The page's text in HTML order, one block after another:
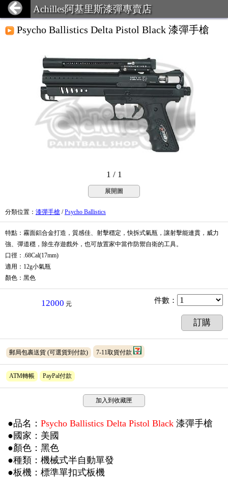
Achilles阿基里斯漆彈專賣店
Psycho Ballistics Delta Pistol Black 漆彈手槍
1 / 1
展開圖
分類位置 ： 漆彈手槍 /Psycho Ballistics
特點：霧面鋁合金打造，質感佳、射擊穩定，快拆式氣瓶，讓射擊能連貫，威力
強、彈道穩，除生存遊戲外，也可放置家中當作防禦自衛的工具。
口徑：.68Cal(17mm)
適用：12g小氣瓶
顏色：黑色
12000 元 件數 ：
訂購
郵局包裹送貨 (可選貨到付款) 7-11取貨付款
ATM轉帳 PayPal付款
加入到收藏匣
●品名： Psycho Ballistics Delta Pistol Black 漆彈手槍
●國家：美國
●顏色：黑色
●種類：機械式半自動單發
●板機：標準單扣式板機